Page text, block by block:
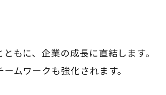
もに、企業の成長に直結します。
ムワークも強化されます。